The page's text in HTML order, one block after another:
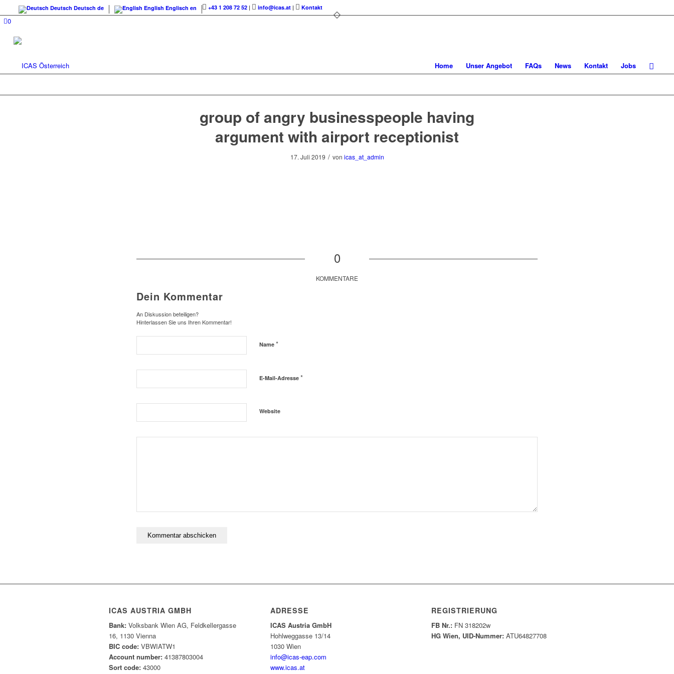
Deutsch Deutsch de English Englisch en +43 1 208 72 52| info@icas.at| Kontakt
0
Home Unser Angebot FAQs News Kontakt Jobs
group of angry businesspeople having
argument with airport receptionist
17. Juli 2019 / von icas_at_admin
0
KOMMENTARE
Dein Kommentar
An Diskussion beteiligen?
Hinterlassen Sie uns Ihren Kommentar!
Name *
E-Mail-Adresse *
Website
ICAS AUSTRIA GMBH
Bank: Volksbank Wien AG, Feldkellergasse
16, 1130 Vienna
BIC code: VBWIATW1
Account number: 41387803004
Sort code: 43000
ADRESSE
ICAS Austria GmbH
Hohlweggasse 13/14
1030 Wien
info@icas-eap.com
www.icas.at
REGISTRIERUNG
FB Nr.: FN 318202w
HG Wien, UID-Nummer: ATU64827708